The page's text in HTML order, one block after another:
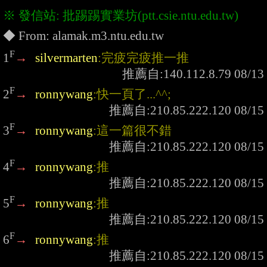
1F → silvermarten:完疲完疲推一推
2F → ronnywang:快一頁了...^^;
3F → ronnywang:這一篇很不錯
4F → ronnywang:推
5F → ronnywang:推
6F → ronnywang:推